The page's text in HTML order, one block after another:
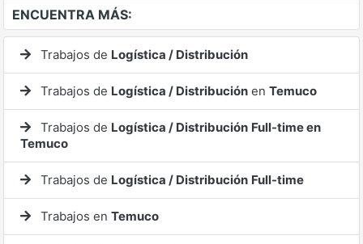
ENCUENTRA MÁS:
Trabajos de Logística / Distribución
Trabajos de Logística / Distribución en Temuco
Trabajos de Logística / Distribución Full-time en
Temuco
Trabajos de Logística / Distribución Full-time
Trabajos en Temuco